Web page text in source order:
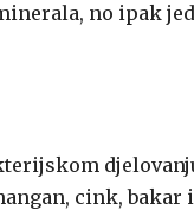
no ipak
cink, bakar